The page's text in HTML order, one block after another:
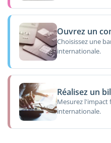
Ouvrez un
Choisissez une
internationale.
Réalisez un
Mesurez l'impact
internationale.